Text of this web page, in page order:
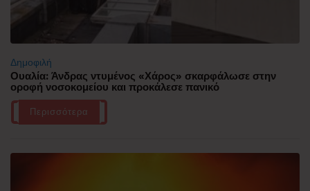
Δημοφιλή
Ουαλία: Άνδρας ντυμένος «Χάρος» σκαρφάλωσε στην
οροφή νοσοκομείου και προκάλεσε πανικό
Περισσότερα